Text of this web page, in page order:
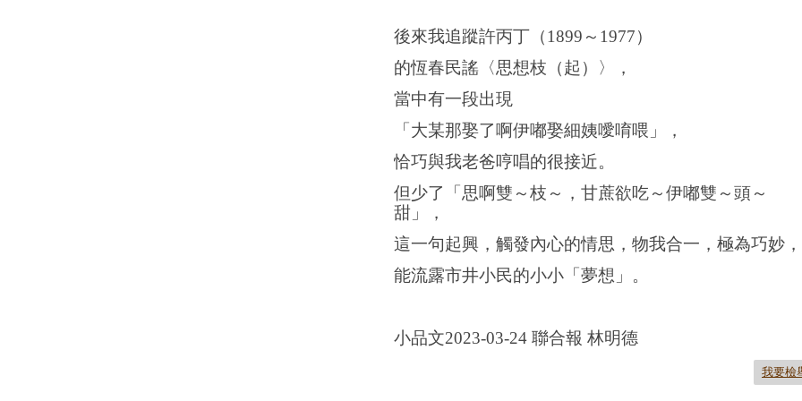
後來我追蹤許丙丁（1899～1977）
的恆春民謠〈思想枝（起）〉，
當中有一段出現
「大某那娶了啊伊嘟娶細姨噯唷喂」，
恰巧與我老爸哼唱的很接近。
但少了「思啊雙～枝～，甘蔗欲吃～伊嘟雙～頭～
甜」，
這一句起興，觸發內心的情思，物我合一，極為巧妙，
能流露市井小民的小小「夢想」。
小品文2023-03-24 聯合報 林明德
我要檢